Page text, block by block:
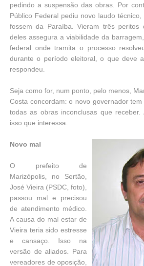
pedindo a suspensão das obras. Por
Público Federal pediu novo laudo
fossem da Paraíba. Vieram três peritos
deles assegura a viabilidade da
federal onde tramita o processo
durante o período eleitoral, o que deve
respondeu.
Seja como for, num ponto, pelo menos,
Costa concordam: o novo governador
todas as obras inconclusas que
isso que interessa.
Novo mal
O prefeito de
Marizópolis, no Sertão,
José Vieira (PSDC, foto),
passou mal e precisou
de atendimento médico.
A causa do mal estar de
Vieira teria sido estresse
e cansaço. Isso na
versão de aliados. Para
vereadores de oposição,